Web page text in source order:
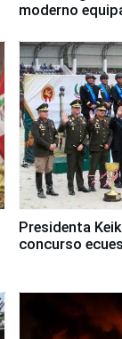
moderno
Presidenta
concurso